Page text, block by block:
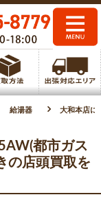
給湯器 大和本店
都市ガス
店頭買取を